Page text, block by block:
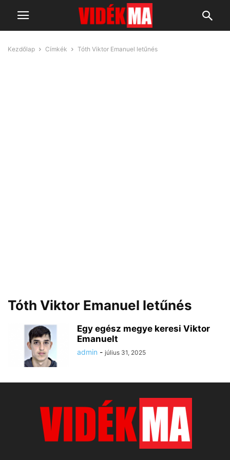
Kezdőlap Címkék Tóth Viktor Emanuel letűnés
Tóth Viktor Emanuel letűnés
Egy egész megye keresi Viktor
Emanuelt
admin - július 31, 2025